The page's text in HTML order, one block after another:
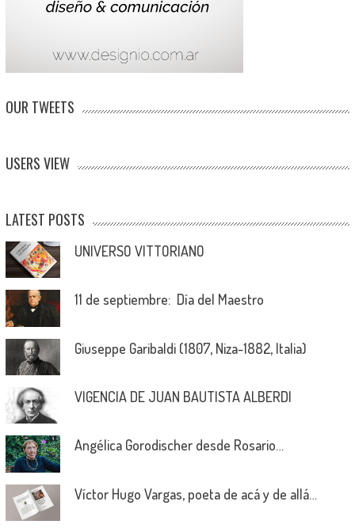
OUR TWEETS
USERS VIEW
LATEST POSTS
UNIVERSO VITTORIANO
11 de septiembre: Día del Maestro
Giuseppe Garibaldi (1807, Niza-1882, Italia)
VIGENCIA DE JUAN BAUTISTA ALBERDI
Angélica Gorodischer desde Rosario…
Víctor Hugo Vargas, poeta de acá y de allá…